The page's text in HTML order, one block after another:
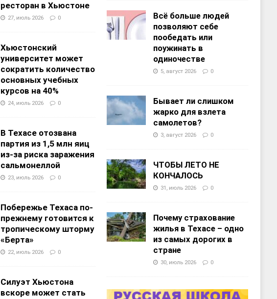
ресторан в Хьюстоне
27, июль 2026 0
Хьюстонский
университет может
сократить количество
основных учебных
курсов на 40%
24, июль 2026 0
В Техасе отозвана
партия из 1,5 млн яиц
из-за риска заражения
сальмонеллой
23, июль 2026 0
Побережье Техаса по-
прежнему готовится к
тропическому шторму
«Берта»
22, июль 2026 0
Силуэт Хьюстона
вскоре может стать
Всё больше людей
позволяют себе
пообедать или
поужинать в
одиночестве
5, август 2026 0
Бывает ли слишком
жарко для взлета
самолетов?
3, август 2026 0
ЧТОБЫ ЛЕТО НЕ
КОНЧАЛОСЬ
31, июль 2026 0
Почему страхование
жилья в Техасе – одно
из самых дорогих в
стране
30, июль 2026 0